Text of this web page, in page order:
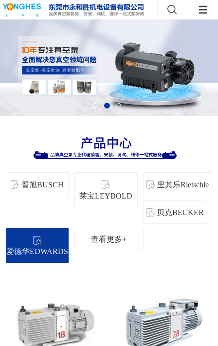
普旭BUSCH
莱宝LEYBOLD
里其乐Rietschle
贝克BECKER
爱德华EDWARDS
查看更多+